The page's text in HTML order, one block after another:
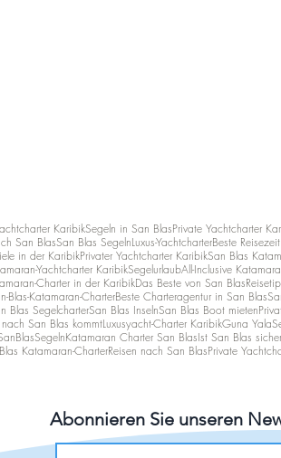
KaribikSegeln in San BlasPrivate Yachtcharter
San BlasSan Blas SegelnLuxus-YachtcharterBeste
in der KaribikPrivater Yachtcharter KaribikSan Blas
Yachtcharter KaribikSegelurlaubAll-Inclusive
Charter in der KaribikDas Beste von San Blas
Blas-Katamaran-CharterBeste Charteragentur in San Blas
Blas SegelcharterSan Blas InselnSan Blas Boot mieten
San Blas kommtLuxusyacht-Charter KaribikGuna Yala
Katamaran Charter San BlasIst San Blas
Katamaran-CharterReisen nach San BlasPrivate
Abonnieren Sie unseren